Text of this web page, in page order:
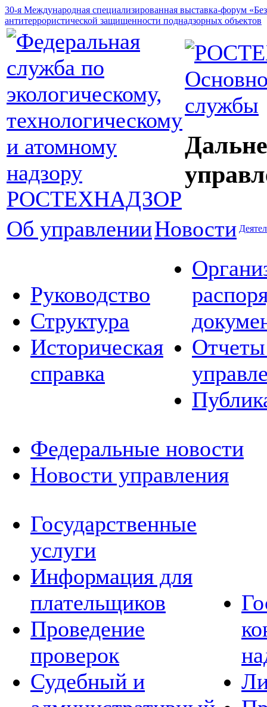
30-я Международная специализированная выставка-форум
антитеррористической защищенности поднадзорных объектов
службы
Об управленииНовости
Руководство
Структура
Историческая
справка
Отчеты
Федеральные новости
Новости управления
Государственные
услуги
Информация для
плательщиков
Проведение
проверок
Судебный и